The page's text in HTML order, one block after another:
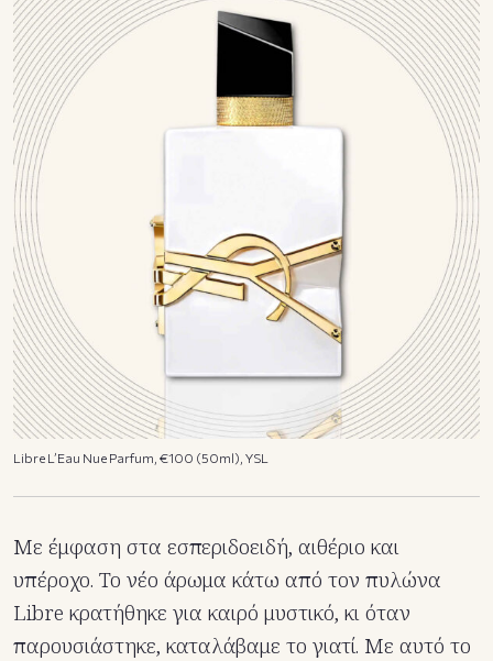
Libre L’Eau Nue Parfum, €100 (50ml), YSL
Με έμφαση στα εσπεριδοειδή, αιθέριο και
υπέροχο. Το νέο άρωμα κάτω από τον πυλώνα
Libre κρατήθηκε για καιρό μυστικό, κι όταν
παρουσιάστηκε, καταλάβαμε το γιατί. Με αυτό το